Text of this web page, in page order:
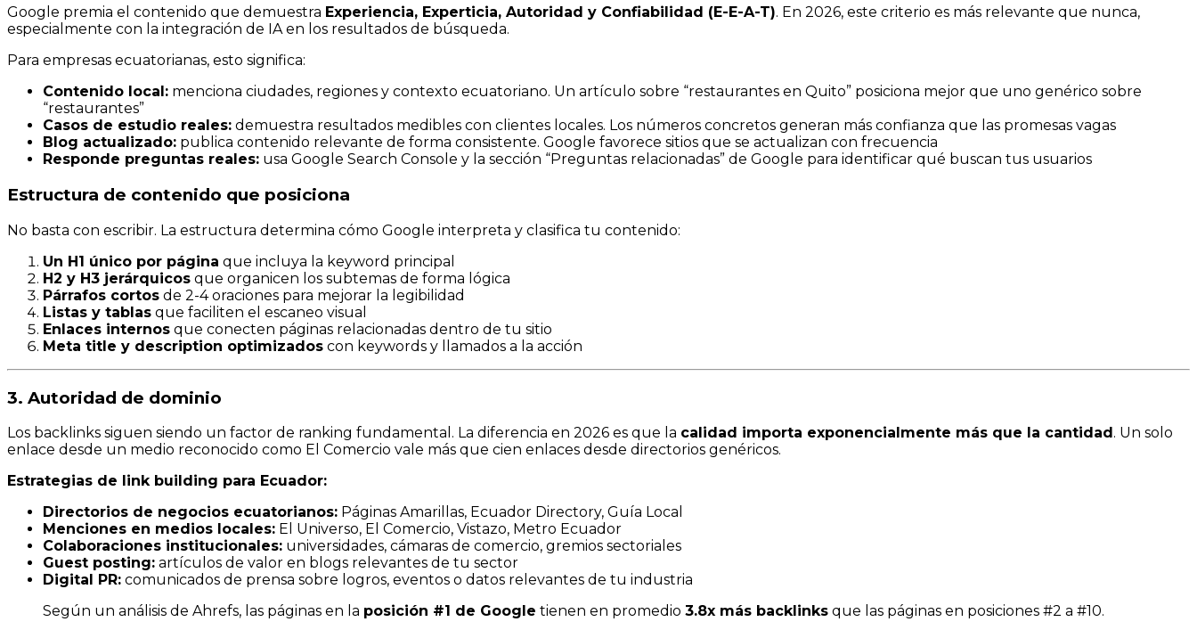
Google premia el contenido que demuestra Experiencia, Experticia, Autoridad y Confiabilidad (E-E-A-T). En 2026, este criterio es más relevante que nunca,
especialmente con la integración de IA en los resultados de búsqueda.
Para empresas ecuatorianas, esto significa:
Contenido local: menciona ciudades, regiones y contexto ecuatoriano. Un artículo sobre “restaurantes en Quito” posiciona mejor que uno genérico sobre
“restaurantes”
Casos de estudio reales: demuestra resultados medibles con clientes locales. Los números concretos generan más confianza que las promesas vagas
Blog actualizado: publica contenido relevante de forma consistente. Google favorece sitios que se actualizan con frecuencia
Responde preguntas reales: usa Google Search Console y la sección “Preguntas relacionadas” de Google para identificar qué buscan tus usuarios
Estructura de contenido que posiciona
No basta con escribir. La estructura determina cómo Google interpreta y clasifica tu contenido:
Un H1 único por página que incluya la keyword principal
H2 y H3 jerárquicos que organicen los subtemas de forma lógica
Párrafos cortos de 2-4 oraciones para mejorar la legibilidad
Listas y tablas que faciliten el escaneo visual
Enlaces internos que conecten páginas relacionadas dentro de tu sitio
Meta title y description optimizados con keywords y llamados a la acción
3. Autoridad de dominio
Los backlinks siguen siendo un factor de ranking fundamental. La diferencia en 2026 es que la calidad importa exponencialmente más que la cantidad . Un solo
enlace desde un medio reconocido como El Comercio vale más que cien enlaces desde directorios genéricos.
Estrategias de link building para Ecuador:
Directorios de negocios ecuatorianos: Páginas Amarillas, Ecuador Directory, Guía Local
Menciones en medios locales: El Universo, El Comercio, Vistazo, Metro Ecuador
Colaboraciones institucionales: universidades, cámaras de comercio, gremios sectoriales
Guest posting: artículos de valor en blogs relevantes de tu sector
Digital PR: comunicados de prensa sobre logros, eventos o datos relevantes de tu industria
Según un análisis de Ahrefs, las páginas en la posición #1 de Google tienen en promedio 3.8x más backlinks que las páginas en posiciones #2 a #10.